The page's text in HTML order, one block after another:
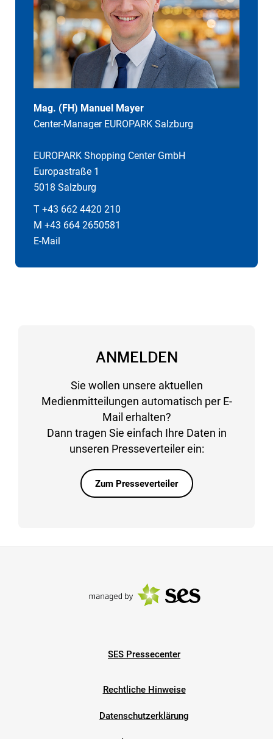
Mag. (FH) Manuel Mayer
Center-Manager EUROPARK Salzburg
EUROPARK Shopping Center GmbH
Europastraße 1
5018 Salzburg
T +43 662 4420 210
M +43 664 2650581
E-Mail
ANMELDEN
Sie wollen unsere aktuellen
Medienmitteilungen automatisch per E-
Mail erhalten?
Dann tragen Sie einfach Ihre Daten in
unseren Presseverteiler ein:
Zum Presseverteiler
SES Pressecenter
Rechtliche Hinweise
Datenschutzerklärung